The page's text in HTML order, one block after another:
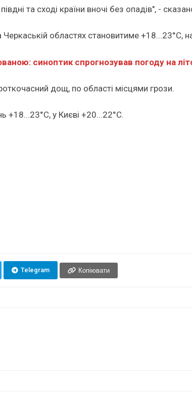
та сході країни вночі без опадів", -
Черкаській областях становитиме +18...23°С,
синоптик спрогнозував погоду на
дощ, по області місцями грози.
+18...23°С, у Києві +20...22°С.
Telegram Копіювати